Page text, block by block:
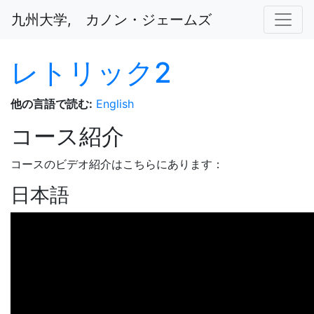
九州大学, カノン・ジェームズ
レトリック2
他の言語で読む: English
コース紹介
コースのビデオ紹介はこちらにあります：
日本語